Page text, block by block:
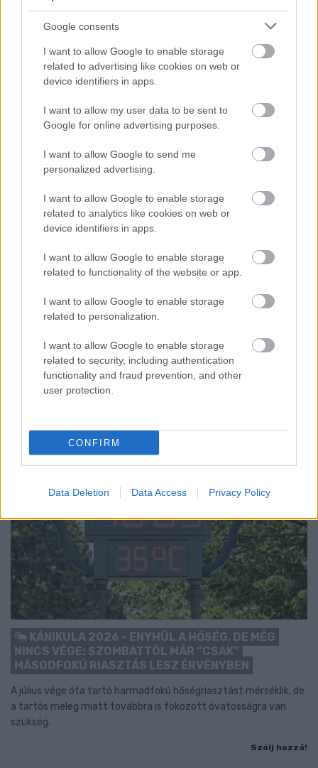
Google consents
I want to allow Google to enable storage
related to advertising like cookies on web or
device identifiers in apps.
I want to allow my user data to be sent to
Google for online advertising purposes.
I want to allow Google to send me
personalized advertising.
I want to allow Google to enable storage
related to analytics like cookies on web or
device identifiers in apps.
I want to allow Google to enable storage
related to functionality of the website or app.
I want to allow Google to enable storage
related to personalization.
I want to allow Google to enable storage
related to security, including authentication
functionality and fraud prevention, and other
user protection.
CONFIRM
Data Deletion Data Access Privacy Policy
Hétfőn hajnali négy órától ismét minden közlekedő használhatja
az átkelőt, az autóbuszok is visszatérnek eredeti útvonalukra.
Szólj hozzá!
KICSERÉLTÉK A GYŐRI KÓRHÁZBAN
Megkezdték az elhalasztott egészségügyi ellátásokat.
KÁNIKULA 2026 - ENYHÜL A HŐSÉG, DE MÉG
NINCS VÉGE: SZOMBATTÓL MÁR “CSAK”
MÁSODFOKÚ RIASZTÁS LESZ ÉRVÉNYBEN
A július vége óta tartó harmadfokú hőségriasztást mérséklik, de
a tartós meleg miatt továbbra is fokozott óvatosságra van
szükség.
Szólj hozzá!